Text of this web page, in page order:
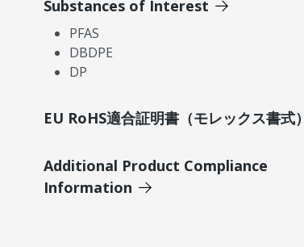
Substances of Interest
PFAS
DBDPE
DP
EU RoHS適合証明書（モレックス書式）
Additional Product Compliance
Information